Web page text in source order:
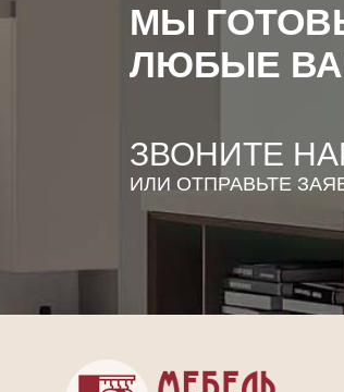
МЫ
ЛЮБЫЕ
ЗВОНИТЕ
ИЛИ ОТПРАВЬТЕ